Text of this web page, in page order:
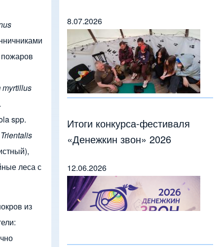
myrtillus
spp.
Trientalis
леса с
из
8.07.2026
Итоги конкурса-фестиваля
«Денежкин звон» 2026
12.06.2026